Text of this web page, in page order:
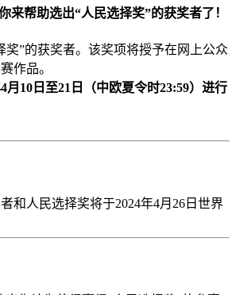
来帮助选出“人民选择奖”的获奖者了！
奖”的获奖者。该奖项将授予在网上公众
作品。
月10日至21日（中欧夏令时23:59）进行
和人民选择奖将于2024年4月26日世界